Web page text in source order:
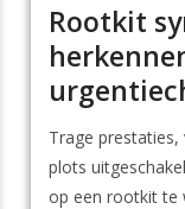
Rootkit
Trage
plots
op een rootkit te